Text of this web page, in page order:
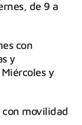
de 9 a
con
y
y
con movilidad